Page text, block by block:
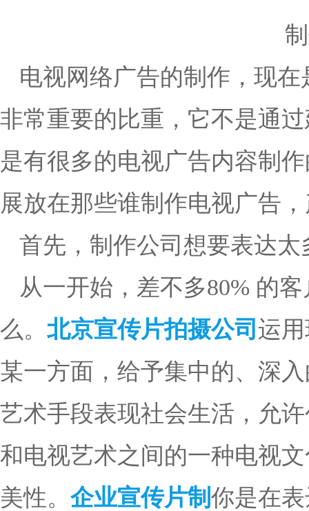
电视网络广告的制作，现
非常重要的比重，它不是通
是有很多的电视广告内容制
展放在那些谁制作电视广告
首先，制作公司想要表达太
从一开始，差不多80% 的
么。 北京宣传片拍摄公司 运
某一方面，给予集中的、深
艺术手段表现社会生活，允
和电视艺术之间的一种电视
美性。 企业宣传片制你是在